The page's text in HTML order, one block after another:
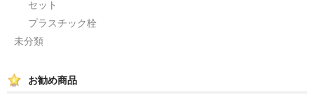
セット
プラスチック栓
未分類
お勧め商品